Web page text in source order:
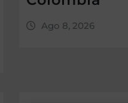
Ago 8, 2026